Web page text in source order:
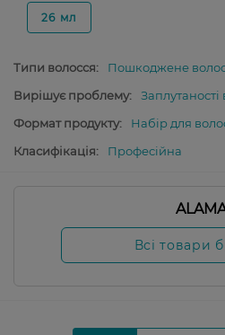
26 мл
Типи волосся:
Пошкоджене
Вирішує проблему:
Заплутаності
Формат продукту:
Набір для
Класифікація:
Професійна
Всі товари